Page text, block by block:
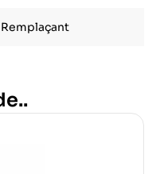
Remplaçant